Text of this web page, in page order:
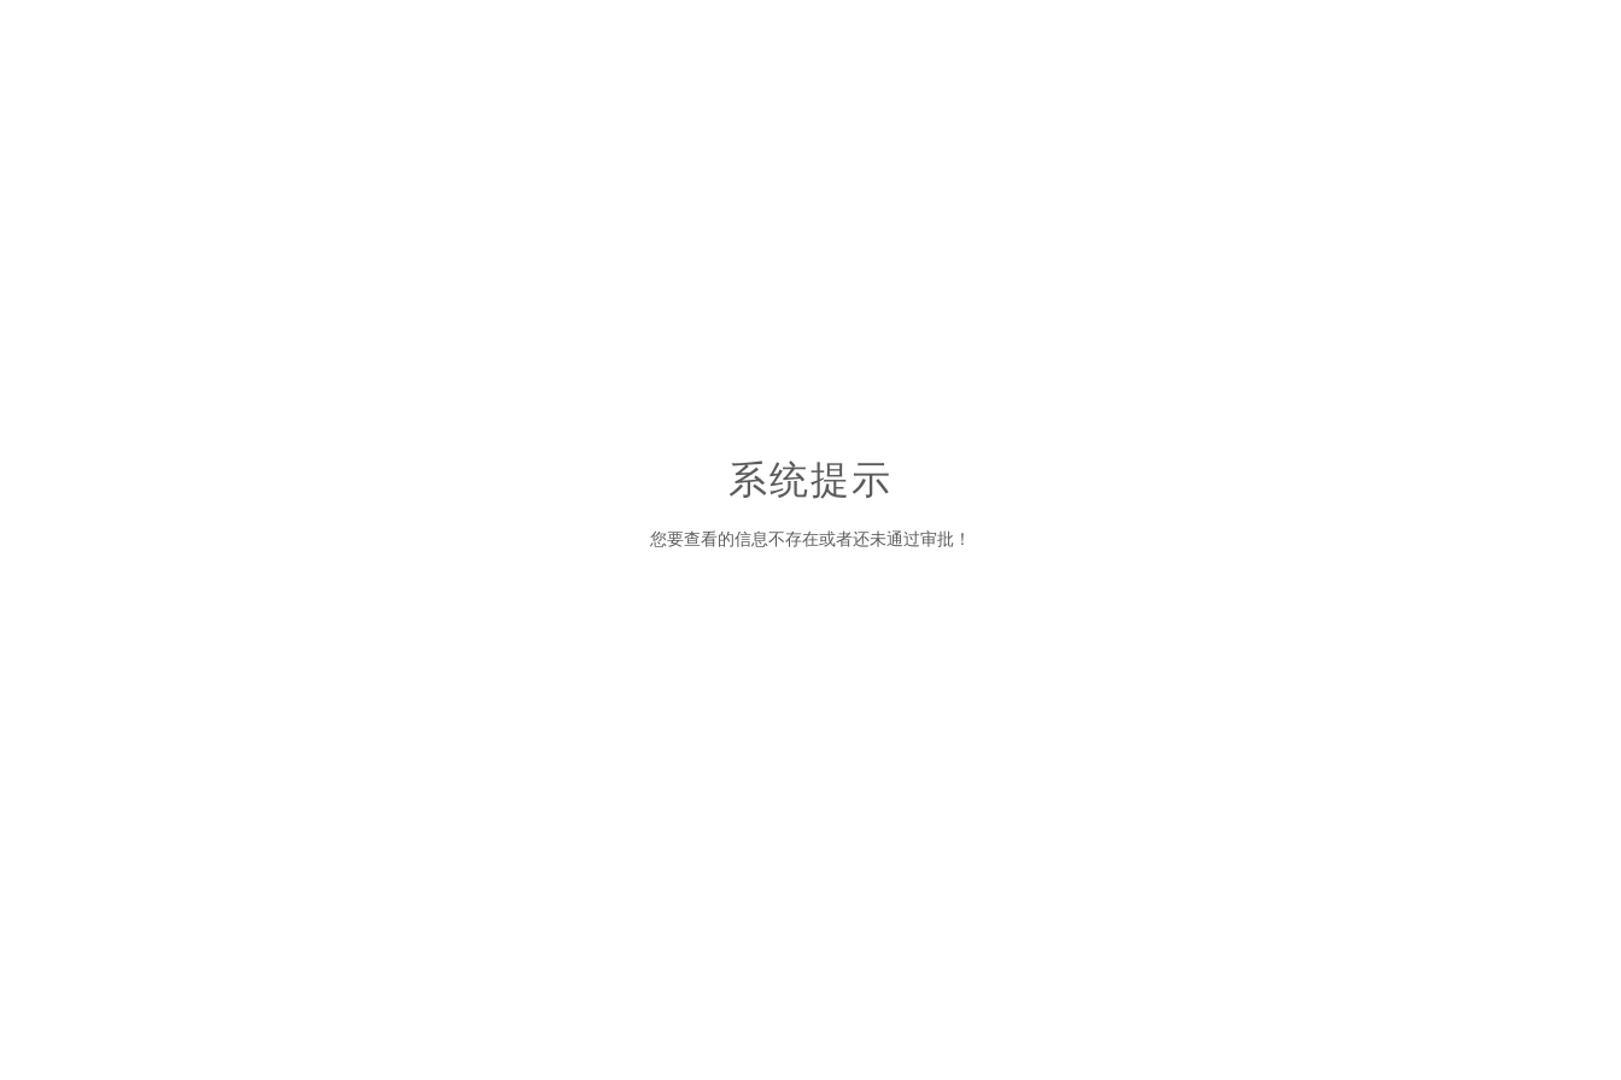
系统提示
您要查看的信息不存在或者还未通过审批！